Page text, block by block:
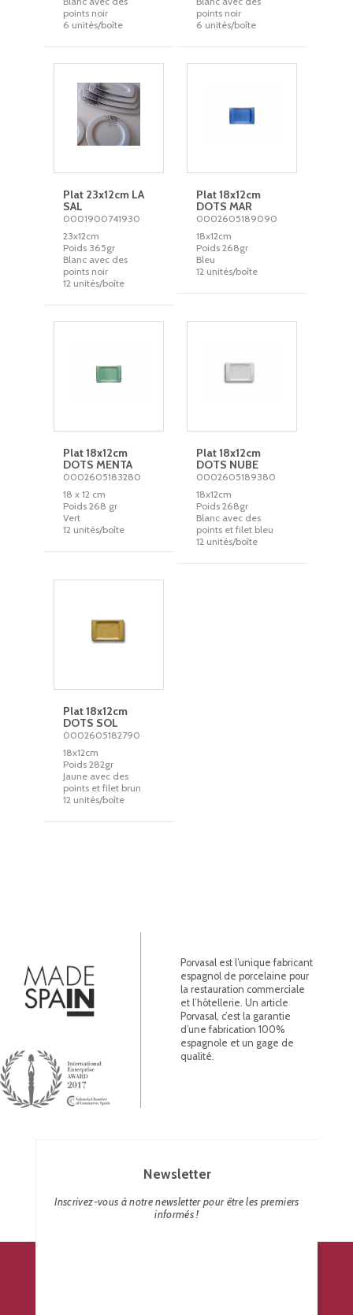
points noir
6 unités/boîte
points noir
6 unités/boîte
Plat 23x12cm LA
SAL
0001900741930
23x12cm
Poids 365gr
Blanc avec des
points noir
12 unités/boîte
Plat 18x12cm
DOTS MAR
0002605189090
18x12cm
Poids 268gr
Bleu
12 unités/boîte
Plat 18x12cm
DOTS MENTA
0002605183280
18 x 12 cm
Poids 268 gr
Vert
12 unités/boîte
Plat 18x12cm
DOTS NUBE
0002605189380
18x12cm
Poids 268gr
Blanc avec des
points et filet bleu
12 unités/boîte
Plat 18x12cm
DOTS SOL
0002605182790
18x12cm
Poids 282gr
Jaune avec des
points et filet brun
12 unités/boîte
Porvasal est l’unique fabricant
espagnol de porcelaine pour
la restauration commerciale
et l’hôtellerie. Un article
Porvasal, c’est la garantie
d’une fabrication 100%
espagnole et un gage de
qualité.
Newsletter
Inscrivez-vous à notre newsletter pour être les premiers
informés !